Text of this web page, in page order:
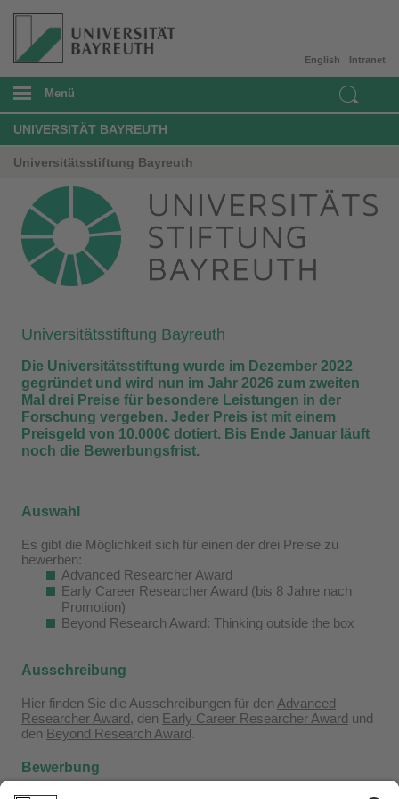
Intranet
English
Menü
UNIVERSITÄT BAYREUTH
Universitätsstiftung Bayreuth
Universitätsstiftung Bayreuth
Die Universitätsstiftung wurde im Dezember 2022
gegründet und wird nun im Jahr 2026 zum zweiten
Mal drei Preise für besondere Leistungen in der
Forschung vergeben. Jeder Preis ist mit einem
Preisgeld von 10.000€ dotiert. Bis Ende Januar läuft
noch die Bewerbungsfrist.
Auswahl
Es gibt die Möglichkeit sich für einen der drei Preise zu
bewerben:
Advanced Researcher Award
Early Career Researcher Award (bis 8 Jahre nach
Promotion)
Beyond Research Award: Thinking outside the box
Ausschreibung
Hier finden Sie die Ausschreibungen für den Advanced
Researcher Award, den Early Career Researcher Award und
den Beyond Research Award.
Bewerbung